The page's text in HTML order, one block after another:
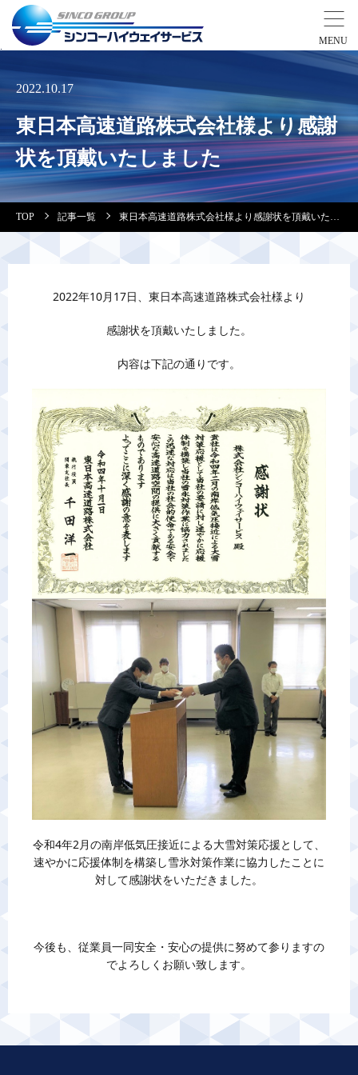
営業拠点
会社案内・実績紹介
採用情報
反社会的勢力排除宣言
カスタマーハラスメントに対する基本方針
プライバシーポリシー
お問い合わせ
2022.10.17
東日本高速道路株式会社様より感謝
状を頂戴いたしました
TOP 記事一覧 東日本高速道路株式会社様より感謝状を頂戴いたしました
2022年10月17日、東日本高速道路株式会社様より
感謝状を頂戴いたしました。
内容は下記の通りです。
令和4年2月の南岸低気圧接近による大雪対策応援として、
速やかに応援体制を構築し雪氷対策作業に協力したことに
対して感謝状をいただきました。
今後も、従業員一同安全・安心の提供に努めて参りますの
でよろしくお願い致します。